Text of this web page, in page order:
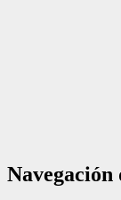
Navegación